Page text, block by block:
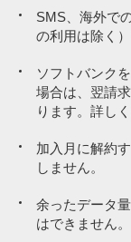
PayPayポイン
実質負担額
通話従量制（22
【加入例】
／月＋指定オ
プラン：2022
ちら）。
【加入例】
／月＋指定オ
プラン：2022
ちら）。
SMS、海外で
の利用は除く
ソフトバンク
場合は、翌請
ります。詳し
加入月に解約
しません。
余ったデータ
はできません。